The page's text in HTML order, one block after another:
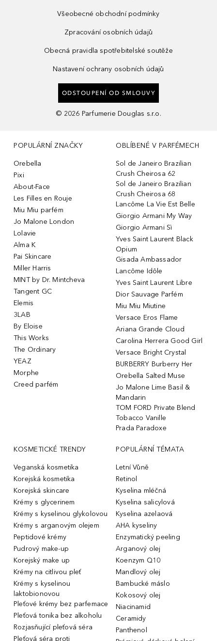
Všeobecné obchodní podmínky
Zpracování osobních údajů
Obecná pravidla spotřebitelské soutěže
Nastavení ochrany osobních údajů
ODSTOUPENÍ OD SMLOUVY
© 2026 Parfumerie Douglas s.r.o.
POPULÁRNÍ ZNAČKY
Orebella
Pixi
About-Face
Les Filles en Rouje
Miu Miu parfém
Jo Malone London
Lolavie
Alma K
Pai Skincare
Miller Harris
MINT by Dr. Mintcheva
Tangent GC
Elemis
3LAB
By Eloise
This Works
The Ordinary
YEAZ
Morphe
Creed parfém
OBLÍBENÉ V PARFÉMECH
Sol de Janeiro Brazilian
Crush Cheirosa 62
Sol de Janeiro Brazilian
Crush Cheirosa 68
Lancôme La Vie Est Belle
Giorgio Armani My Way
Giorgio Armani Sì
Yves Saint Laurent Black
Opium
Gisada Ambassador
Lancôme Idôle
Yves Saint Laurent Libre
Dior Sauvage Parfém
Miu Miu Miutine
Versace Eros Flame
Ariana Grande Cloud
Carolina Herrera Good Girl
Versace Bright Crystal
BURBERRY Burberry Her
Orebella Salted Muse
Jo Malone Lime Basil &
Mandarin
TOM FORD Private Blend
Tobacco Vanille
Prada Paradoxe
KOSMETICKÉ TRENDY
Veganská kosmetika
Korejská kosmetika
Korejská skincare
Krémy s glycerinem
Krémy s kyselinou glykolovou
Krémy s arganovým olejem
Peptidové krémy
Pudrový make-up
Korejský make up
Krémy na citlivou pleť
Krémy s kyselinou
laktobionovou
Pleťové krémy bez parfemace
Pleťová tonika bez alkoholu
Rozjasňující pleťová séra
Pleťová séra proti
POPULÁRNÍ TÉMATA
Letní Vůně
Retinol
Kyselina mléčná
Kyselina salicylová
Kyselina azelaová
AHA kyseliny
Enzymatický peeling
Arganový olej
Koenzym Q10
Mandlový olej
Bambucké máslo
Kokosový olej
Niacinamid
Ceramidy
Panthenol